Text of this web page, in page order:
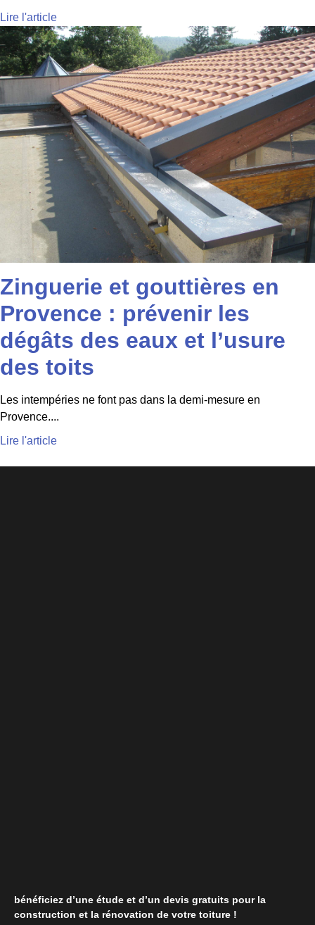
Lire l'article
Zinguerie et gouttières en
Provence : prévenir les
dégâts des eaux et l’usure
des toits
Les intempéries ne font pas dans la demi-mesure en
Provence....
Lire l'article
bénéficiez d’une étude et d’un devis gratuits pour la
construction et la rénovation de votre toiture !